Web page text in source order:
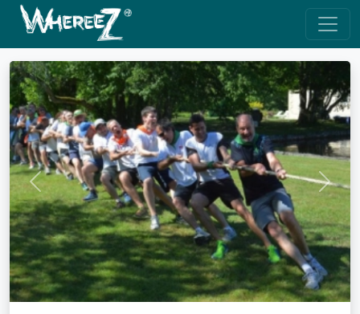
Previous Next